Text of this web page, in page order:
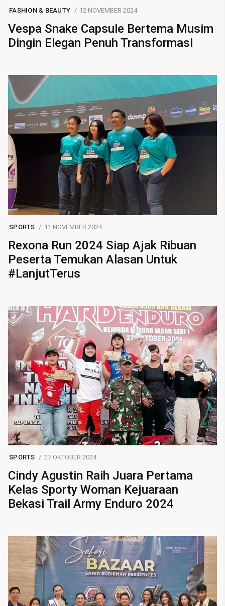
FASHION & BEAUTY 12 NOVEMBER 2024
Vespa Snake Capsule Bertema Musim
Dingin Elegan Penuh Transformasi
SPORTS 11 NOVEMBER 2024
Rexona Run 2024 Siap Ajak Ribuan
Peserta Temukan Alasan Untuk
#LanjutTerus
SPORTS 27 OKTOBER 2024
Cindy Agustin Raih Juara Pertama
Kelas Sporty Woman Kejuaraan
Bekasi Trail Army Enduro 2024